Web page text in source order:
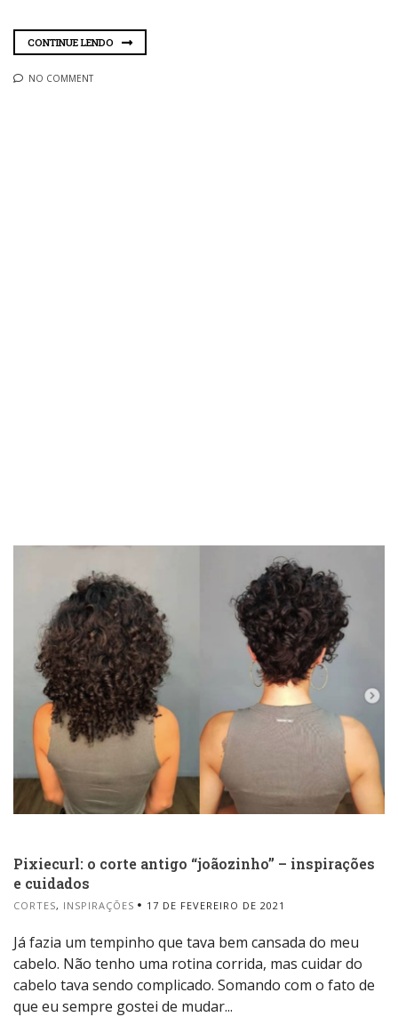
CONTINUE LENDO
NO COMMENT
Pixiecurl: o corte antigo “joãozinho” – inspirações
e cuidados
CORTES, INSPIRAÇÕES 17 DE FEVEREIRO DE 2021
Já fazia um tempinho que tava bem cansada do meu
cabelo. Não tenho uma rotina corrida, mas cuidar do
cabelo tava sendo complicado. Somando com o fato de
que eu sempre gostei de mudar...